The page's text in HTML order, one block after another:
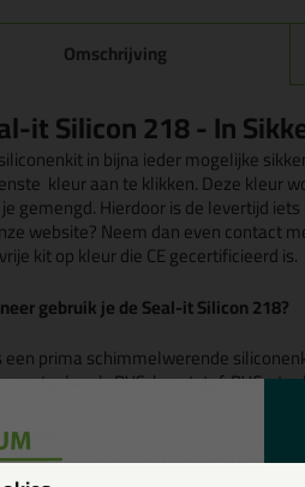
Omschrijving
it Silicon 218 - In
in bijna ieder mogelijke
kleur aan te klikken. Deze kleur
gemengd. Hierdoor is de levertijd
website? Neem dan even contact
kit op kleur die CE gecertificieerd is.
gebruik je de Seal-it Silicon 218?
een prima schimmelwerende
metselwerk, RVS, kunststof, PVC,
Duurzaam elastisch met een